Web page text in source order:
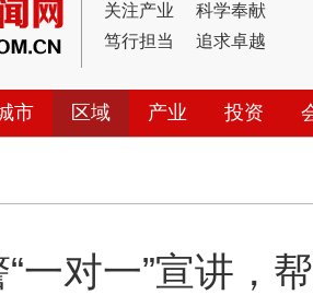
关注产业
科学奉献
笃行担当
追求卓越
市 区域 产业 投资
一对一”宣讲，